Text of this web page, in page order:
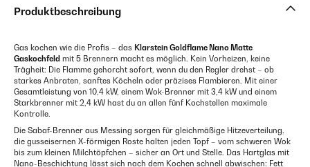
Produktbeschreibung
Gas kochen wie die Profis – das Klarstein Goldflame Nano Matte
Gaskochfeld mit 5 Brennern macht es möglich. Kein Vorheizen, keine
Trägheit: Die Flamme gehorcht sofort, wenn du den Regler drehst – ob
starkes Anbraten, sanftes Köcheln oder präzises Flambieren. Mit einer
Gesamtleistung von 10,4 kW, einem Wok-Brenner mit 3,4 kW und einem
Starkbrenner mit 2,4 kW hast du an allen fünf Kochstellen maximale
Kontrolle.
Die Sabaf-Brenner aus Messing sorgen für gleichmäßige Hitzeverteilung,
die gusseisernen X-förmigen Roste halten jeden Topf – vom schweren Wok
bis zum kleinen Milchtöpfchen – sicher an Ort und Stelle. Das Hartglas mit
Nano-Beschichtung lässt sich nach dem Kochen schnell abwischen: Fett